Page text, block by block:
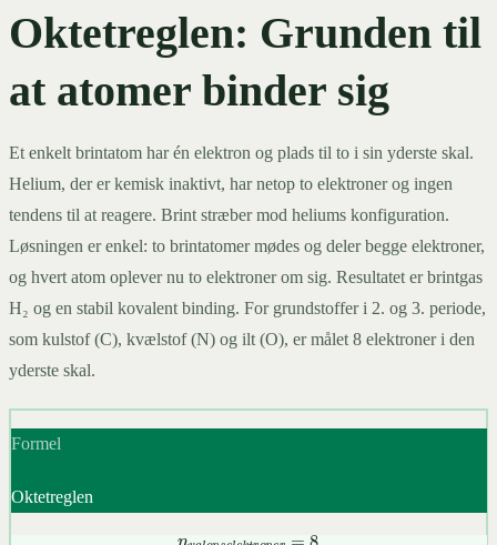
Oktetreglen: Grunden til
at atomer binder sig
Et enkelt brintatom har én elektron og plads til to i sin yderste skal.
Helium, der er kemisk inaktivt, har netop to elektroner og ingen
tendens til at reagere. Brint stræber mod heliums konfiguration.
Løsningen er enkel: to brintatomer mødes og deler begge elektroner,
og hvert atom oplever nu to elektroner om sig. Resultatet er brintgas
H₂ og en stabil kovalent binding. For grundstoffer i 2. og 3. periode,
som kulstof (C), kvælstof (N) og ilt (O), er målet 8 elektroner i den
yderste skal.
Formel
Oktetreglen